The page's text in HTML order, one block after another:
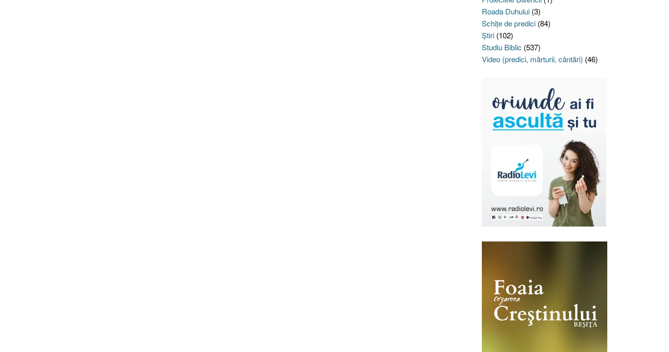
Roada Duhului(3)
Schiţe de predici(84)
Ştiri(102)
Studiu Biblic (537)
Video (predici, mărturii, cântări) (46)